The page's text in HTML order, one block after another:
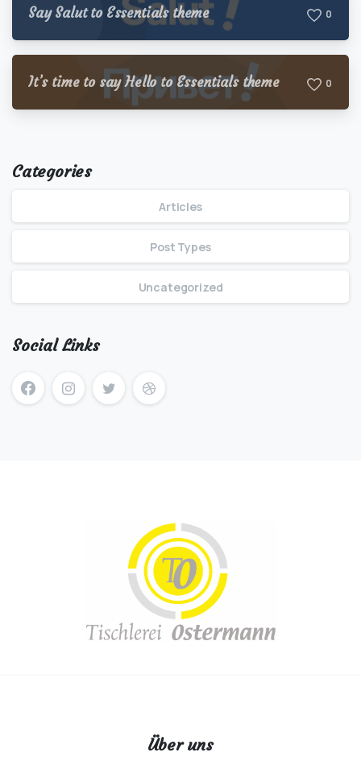
Say Salut to Essentials theme 0
It’s time to say Hello to Essentials theme 0
Categories
Articles
Post Types
Uncategorized
Social Links
Über uns